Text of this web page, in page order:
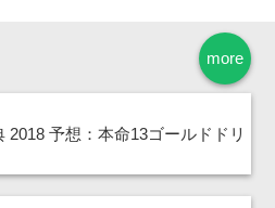
more
2018 予想：本命13ゴールドドリ